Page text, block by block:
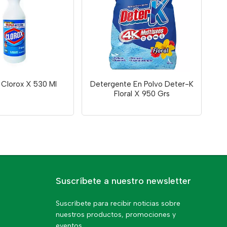
X 530 Ml
Detergente En Polvo Deter-K
Floral X 950 Grs
Suscríbete a nuestro newsletter
Suscríbete para recibir noticias sobre
nuestros productos, promociones y